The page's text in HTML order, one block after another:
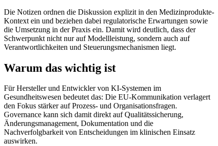
Die Notizen ordnen die Diskussion explizit in den Medizinprodukte-
Kontext ein und beziehen dabei regulatorische Erwartungen sowie
die Umsetzung in der Praxis ein. Damit wird deutlich, dass der
Schwerpunkt nicht nur auf Modellleistung, sondern auch auf
Verantwortlichkeiten und Steuerungsmechanismen liegt.
Warum das wichtig ist
Für Hersteller und Entwickler von KI-Systemen im
Gesundheitswesen bedeutet das: Die EU-Kommunikation verlagert
den Fokus stärker auf Prozess- und Organisationsfragen.
Governance kann sich damit direkt auf Qualitätssicherung,
Änderungsmanagement, Dokumentation und die
Nachverfolgbarkeit von Entscheidungen im klinischen Einsatz
auswirken.